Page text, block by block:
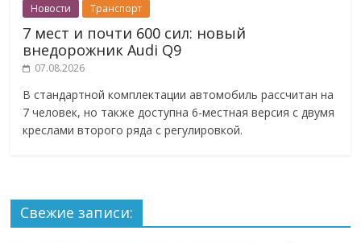
Новости Транспорт
7 мест и почти 600 сил: новый
внедорожник Audi Q9
07.08.2026
В стандартной комплектации автомобиль рассчитан на
7 человек, но также доступна 6-местная версия с двумя
креслами второго ряда с регулировкой.
Свежие записи: